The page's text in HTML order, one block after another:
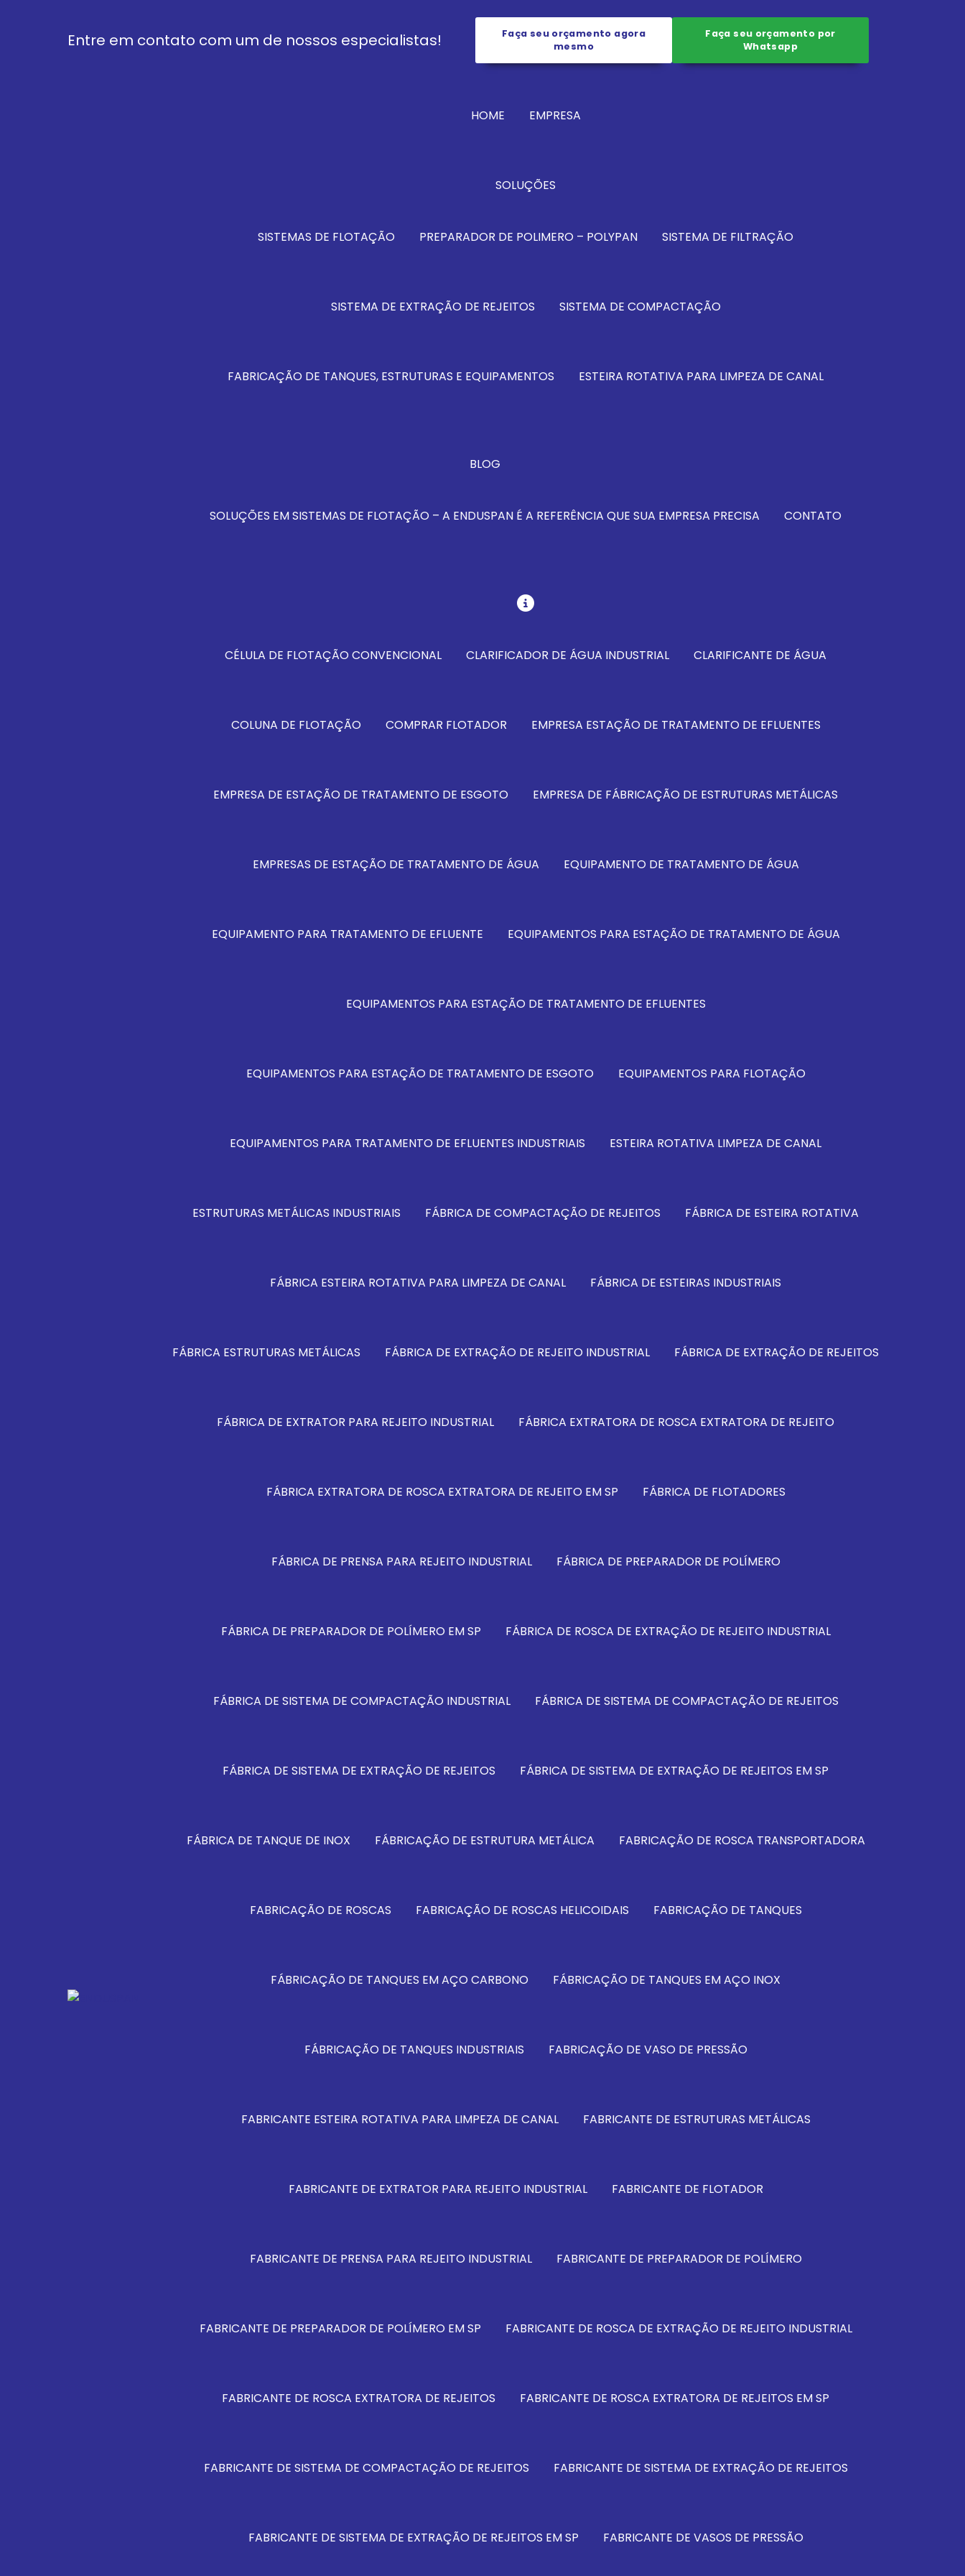
Entre em contato com um de nossos especialistas!
Faça seu orçamento agora
mesmo
Faça seu orçamento por
Whatsapp
HOME EMPRESA
SOLUÇÕES
SISTEMAS DE FLOTAÇÃO PREPARADOR DE POLIMERO – POLYPAN SISTEMA DE FILTRAÇÃO
SISTEMA DE EXTRAÇÃO DE REJEITOS SISTEMA DE COMPACTAÇÃO
FABRICAÇÃO DE TANQUES, ESTRUTURAS E EQUIPAMENTOS ESTEIRA ROTATIVA PARA LIMPEZA DE CANAL
BLOG
SOLUÇÕES EM SISTEMAS DE FLOTAÇÃO – A ENDUSPAN É A REFERÊNCIA QUE SUA EMPRESA PRECISA CONTATO
CÉLULA DE FLOTAÇÃO CONVENCIONAL CLARIFICADOR DE ÁGUA INDUSTRIAL CLARIFICANTE DE ÁGUA
COLUNA DE FLOTAÇÃO COMPRAR FLOTADOR EMPRESA ESTAÇÃO DE TRATAMENTO DE EFLUENTES
EMPRESA DE ESTAÇÃO DE TRATAMENTO DE ESGOTO EMPRESA DE FÁBRICAÇÃO DE ESTRUTURAS METÁLICAS
EMPRESAS DE ESTAÇÃO DE TRATAMENTO DE ÁGUA EQUIPAMENTO DE TRATAMENTO DE ÁGUA
EQUIPAMENTO PARA TRATAMENTO DE EFLUENTE EQUIPAMENTOS PARA ESTAÇÃO DE TRATAMENTO DE ÁGUA
EQUIPAMENTOS PARA ESTAÇÃO DE TRATAMENTO DE EFLUENTES
EQUIPAMENTOS PARA ESTAÇÃO DE TRATAMENTO DE ESGOTO EQUIPAMENTOS PARA FLOTAÇÃO
EQUIPAMENTOS PARA TRATAMENTO DE EFLUENTES INDUSTRIAIS ESTEIRA ROTATIVA LIMPEZA DE CANAL
ESTRUTURAS METÁLICAS INDUSTRIAIS FÁBRICA DE COMPACTAÇÃO DE REJEITOS FÁBRICA DE ESTEIRA ROTATIVA
FÁBRICA ESTEIRA ROTATIVA PARA LIMPEZA DE CANAL FÁBRICA DE ESTEIRAS INDUSTRIAIS
FÁBRICA ESTRUTURAS METÁLICAS FÁBRICA DE EXTRAÇÃO DE REJEITO INDUSTRIAL FÁBRICA DE EXTRAÇÃO DE REJEITOS
FÁBRICA DE EXTRATOR PARA REJEITO INDUSTRIAL FÁBRICA EXTRATORA DE ROSCA EXTRATORA DE REJEITO
FÁBRICA EXTRATORA DE ROSCA EXTRATORA DE REJEITO EM SP FÁBRICA DE FLOTADORES
FÁBRICA DE PRENSA PARA REJEITO INDUSTRIAL FÁBRICA DE PREPARADOR DE POLÍMERO
FÁBRICA DE PREPARADOR DE POLÍMERO EM SP FÁBRICA DE ROSCA DE EXTRAÇÃO DE REJEITO INDUSTRIAL
FÁBRICA DE SISTEMA DE COMPACTAÇÃO INDUSTRIAL FÁBRICA DE SISTEMA DE COMPACTAÇÃO DE REJEITOS
FÁBRICA DE SISTEMA DE EXTRAÇÃO DE REJEITOS FÁBRICA DE SISTEMA DE EXTRAÇÃO DE REJEITOS EM SP
FÁBRICA DE TANQUE DE INOX FÁBRICAÇÃO DE ESTRUTURA METÁLICA FABRICAÇÃO DE ROSCA TRANSPORTADORA
FABRICAÇÃO DE ROSCAS FABRICAÇÃO DE ROSCAS HELICOIDAIS FABRICAÇÃO DE TANQUES
FÁBRICAÇÃO DE TANQUES EM AÇO CARBONO FÁBRICAÇÃO DE TANQUES EM AÇO INOX
FÁBRICAÇÃO DE TANQUES INDUSTRIAIS FABRICAÇÃO DE VASO DE PRESSÃO
FABRICANTE ESTEIRA ROTATIVA PARA LIMPEZA DE CANAL FABRICANTE DE ESTRUTURAS METÁLICAS
FABRICANTE DE EXTRATOR PARA REJEITO INDUSTRIAL FABRICANTE DE FLOTADOR
FABRICANTE DE PRENSA PARA REJEITO INDUSTRIAL FABRICANTE DE PREPARADOR DE POLÍMERO
FABRICANTE DE PREPARADOR DE POLÍMERO EM SP FABRICANTE DE ROSCA DE EXTRAÇÃO DE REJEITO INDUSTRIAL
FABRICANTE DE ROSCA EXTRATORA DE REJEITOS FABRICANTE DE ROSCA EXTRATORA DE REJEITOS EM SP
FABRICANTE DE SISTEMA DE COMPACTAÇÃO DE REJEITOS FABRICANTE DE SISTEMA DE EXTRAÇÃO DE REJEITOS
FABRICANTE DE SISTEMA DE EXTRAÇÃO DE REJEITOS EM SP FABRICANTE DE VASOS DE PRESSÃO